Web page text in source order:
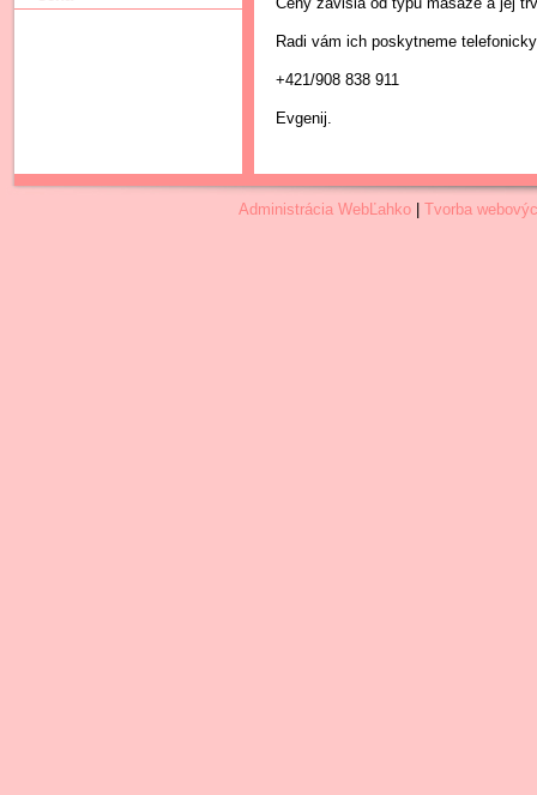
Radi vám ich poskytneme
+421/908 838 911
Evgenij.
Administrácia WebĽahko| Tvorba